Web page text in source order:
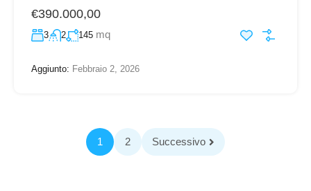
€390.000,00
3 2 145 mq
Aggiunto: Febbraio 2, 2026
1 2 Successivo